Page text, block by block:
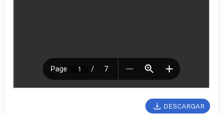
DESCARGAR